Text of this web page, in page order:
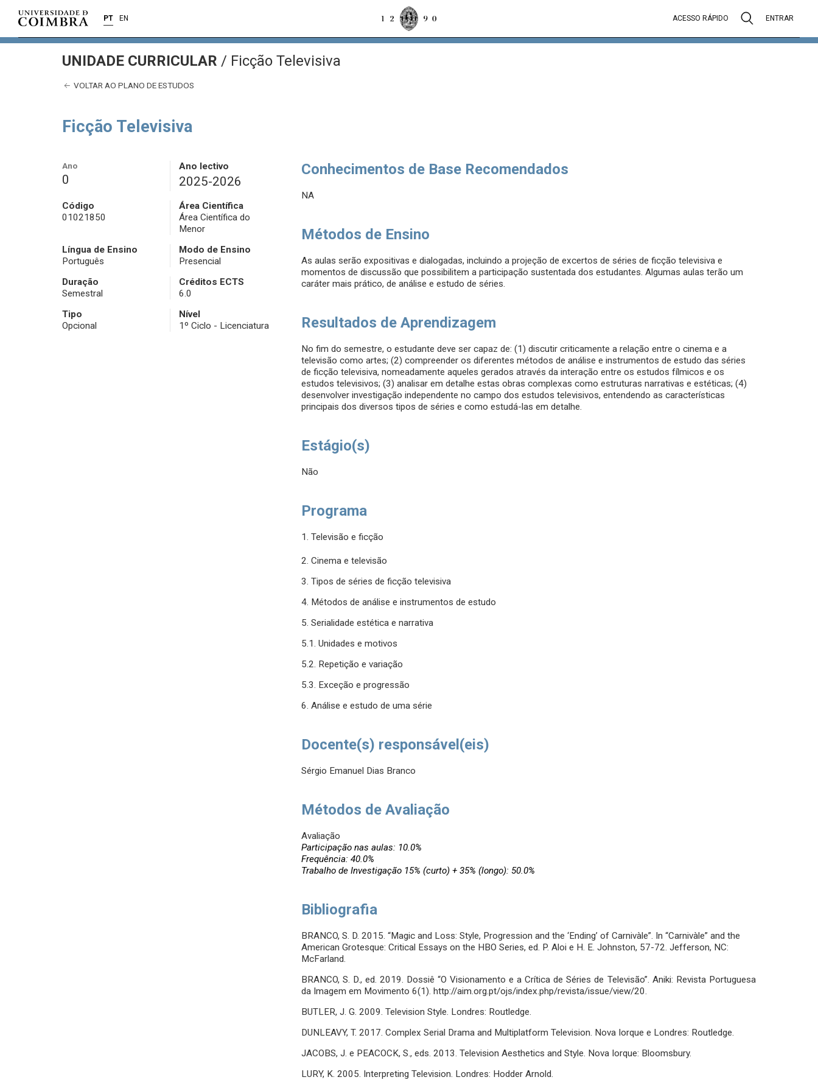
PT EN ACESSO RÁPIDO ENTRAR
UNIDADE CURRICULAR / Ficção Televisiva
VOLTAR AO PLANO DE ESTUDOS
Ficção Televisiva
Ano
0
Ano lectivo
2025-2026
Código
01021850
Área Científica
Área Científica do
Menor
Língua de Ensino
Português
Modo de Ensino
Presencial
Duração
Semestral
Créditos ECTS
6.0
Tipo
Opcional
Nível
1º Ciclo - Licenciatura
Conhecimentos de Base Recomendados
NA
Métodos de Ensino
As aulas serão expositivas e dialogadas, incluindo a projeção de excertos de séries de ficção televisiva e
momentos de discussão que possibilitem a participação sustentada dos estudantes. Algumas aulas terão um
caráter mais prático, de análise e estudo de séries.
Resultados de Aprendizagem
No fim do semestre, o estudante deve ser capaz de: (1) discutir criticamente a relação entre o cinema e a
televisão como artes; (2) compreender os diferentes métodos de análise e instrumentos de estudo das séries
de ficção televisiva, nomeadamente aqueles gerados através da interação entre os estudos fílmicos e os
estudos televisivos; (3) analisar em detalhe estas obras complexas como estruturas narrativas e estéticas; (4)
desenvolver investigação independente no campo dos estudos televisivos, entendendo as características
principais dos diversos tipos de séries e como estudá-las em detalhe.
Estágio(s)
Não
Programa
1. Televisão e ficção
2. Cinema e televisão
3. Tipos de séries de ficção televisiva
4. Métodos de análise e instrumentos de estudo
5. Serialidade estética e narrativa
5.1. Unidades e motivos
5.2. Repetição e variação
5.3. Exceção e progressão
6. Análise e estudo de uma série
Docente(s) responsável(eis)
Sérgio Emanuel Dias Branco
Métodos de Avaliação
Avaliação
Participação nas aulas: 10.0%
Frequência: 40.0%
Trabalho de Investigação 15% (curto) + 35% (longo): 50.0%
Bibliografia
BRANCO, S. D. 2015. “Magic and Loss: Style, Progression and the ‘Ending’ of Carnivàle”. In “Carnivàle” and the
American Grotesque: Critical Essays on the HBO Series, ed. P. Aloi e H. E. Johnston, 57-72. Jefferson, NC:
McFarland.
BRANCO, S. D., ed. 2019. Dossiê “O Visionamento e a Crítica de Séries de Televisão”. Aniki: Revista Portuguesa
da Imagem em Movimento 6(1). http://aim.org.pt/ojs/index.php/revista/issue/view/20.
BUTLER, J. G. 2009. Television Style. Londres: Routledge.
DUNLEAVY, T. 2017. Complex Serial Drama and Multiplatform Television. Nova Iorque e Londres: Routledge.
JACOBS, J. e PEACOCK, S., eds. 2013. Television Aesthetics and Style. Nova Iorque: Bloomsbury.
LURY, K. 2005. Interpreting Television. Londres: Hodder Arnold.